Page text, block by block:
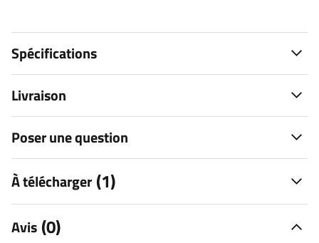
Spécifications
Livraison
Poser une question
À télécharger (1)
Avis (0)